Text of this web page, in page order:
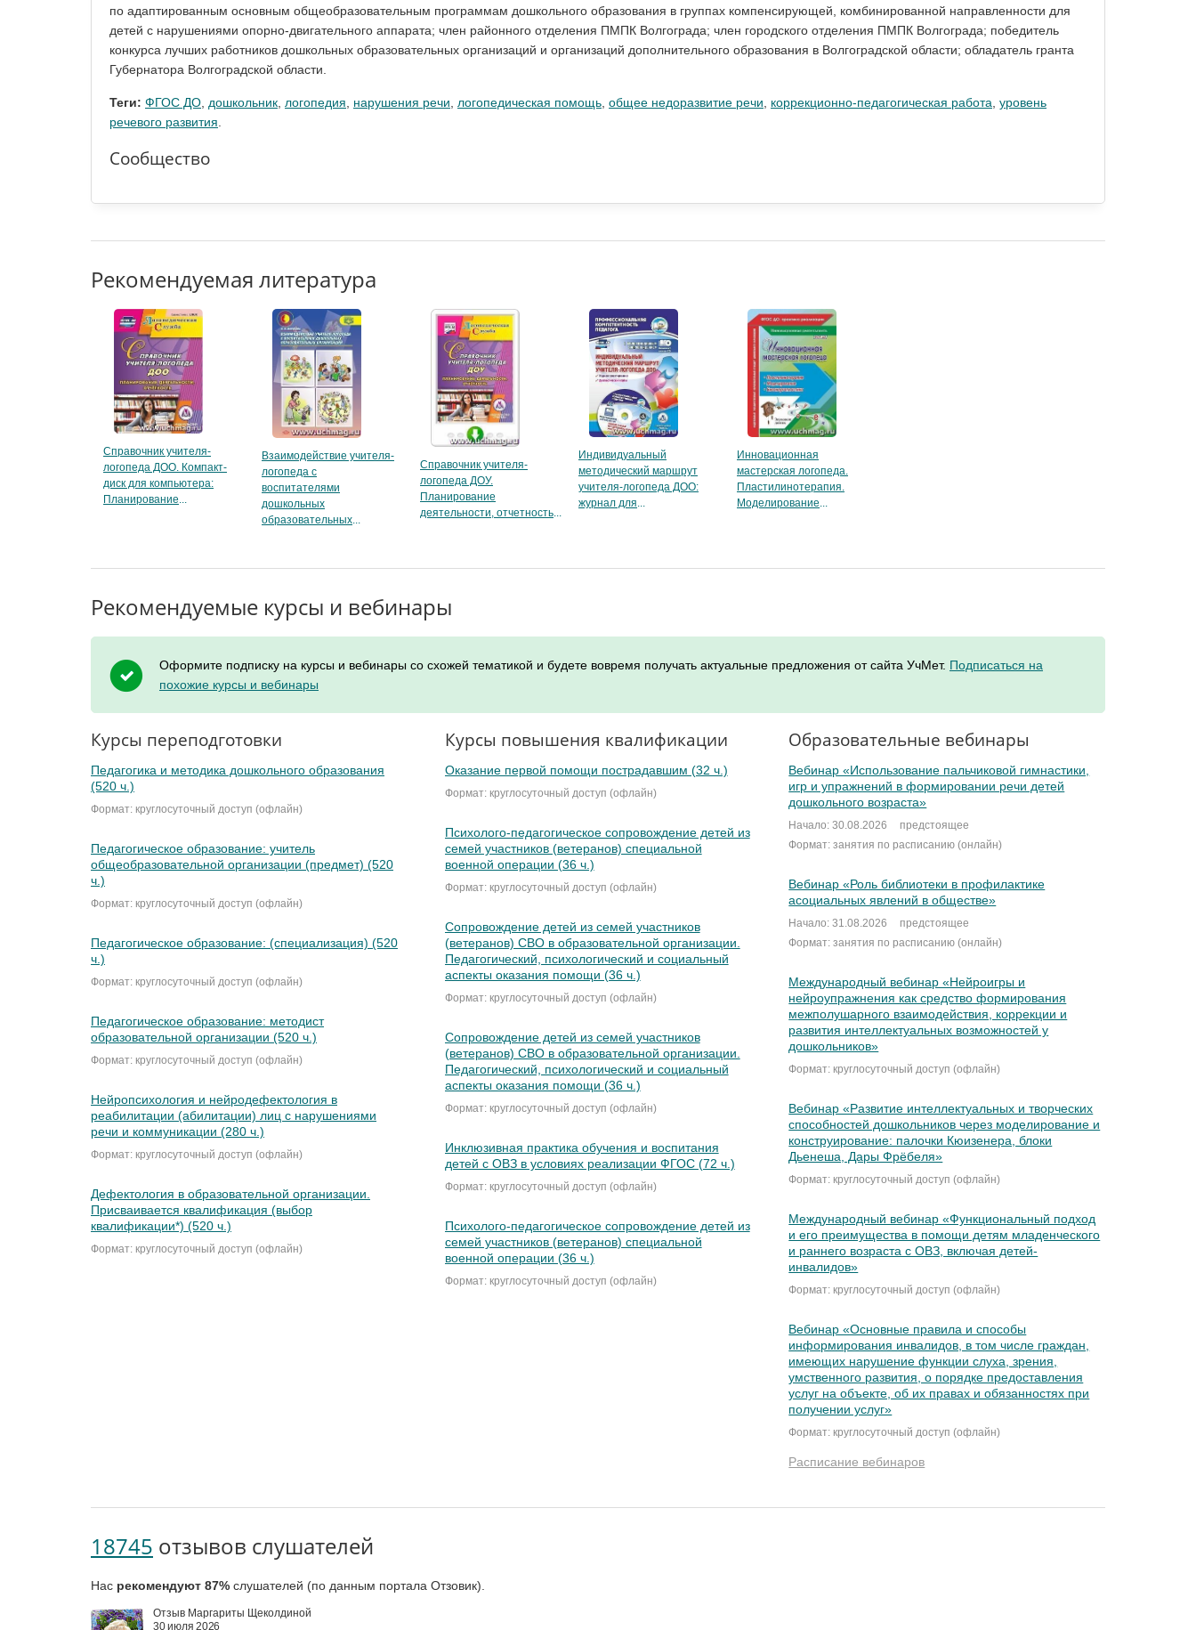
по адаптированным основным общеобразовательным программам дошкольного образования в группах компенсирующей, комбинированной направленности для
детей с нарушениями опорно-двигательного аппарата; член районного отделения ПМПК Волгограда; член городского отделения ПМПК Волгограда; победитель
конкурса лучших работников дошкольных образовательных организаций и организаций дополнительного образования в Волгоградской области; обладатель гранта
Губернатора Волгоградской области.
Теги: ФГОС ДО, дошкольник, логопедия, нарушения речи, логопедическая помощь, общее недоразвитие речи, коррекционно-педагогическая работа, уровень
речевого развития.
Сообщество
Рекомендуемая литература
Справочник учителя-
логопеда ДОО. Компакт-
диск для компьютера:
Планирование
Взаимодействие учителя-
логопеда с
воспитателями
дошкольных
образовательных
Справочник учителя-
логопеда ДОУ.
Планирование
деятельности, отчетность
Индивидуальный
методический маршрут
учителя-логопеда ДОО:
журнал для
Инновационная
мастерская логопеда.
Пластилинотерапия.
Моделирование
Рекомендуемые курсы и вебинары
Оформите подписку на курсы и вебинары со схожей тематикой и будете вовремя получать актуальные предложения от сайта УчМет. Подписаться на
похожие курсы и вебинары
Курсы переподготовки
Педагогика и методика дошкольного образования
(520 ч.)
Формат: круглосуточный доступ (офлайн)
Педагогическое образование: учитель
общеобразовательной организации (предмет) (520
ч.)
Формат: круглосуточный доступ (офлайн)
Педагогическое образование: (специализация) (520
ч.)
Формат: круглосуточный доступ (офлайн)
Педагогическое образование: методист
образовательной организации (520 ч.)
Формат: круглосуточный доступ (офлайн)
Нейропсихология и нейродефектология в
реабилитации (абилитации) лиц с нарушениями
речи и коммуникации (280 ч.)
Формат: круглосуточный доступ (офлайн)
Дефектология в образовательной организации.
Присваивается квалификация (выбор
квалификации*) (520 ч.)
Формат: круглосуточный доступ (офлайн)
Курсы повышения квалификации
Оказание первой помощи пострадавшим (32 ч.)
Формат: круглосуточный доступ (офлайн)
Психолого-педагогическое сопровождение детей из
семей участников (ветеранов) специальной
военной операции (36 ч.)
Формат: круглосуточный доступ (офлайн)
Сопровождение детей из семей участников
(ветеранов) СВО в образовательной организации.
Педагогический, психологический и социальный
аспекты оказания помощи (36 ч.)
Формат: круглосуточный доступ (офлайн)
Сопровождение детей из семей участников
(ветеранов) СВО в образовательной организации.
Педагогический, психологический и социальный
аспекты оказания помощи (36 ч.)
Формат: круглосуточный доступ (офлайн)
Инклюзивная практика обучения и воспитания
детей с ОВЗ в условиях реализации ФГОС (72 ч.)
Формат: круглосуточный доступ (офлайн)
Психолого-педагогическое сопровождение детей из
семей участников (ветеранов) специальной
военной операции (36 ч.)
Формат: круглосуточный доступ (офлайн)
Образовательные вебинары
Вебинар «Использование пальчиковой гимнастики,
игр и упражнений в формировании речи детей
дошкольного возраста»
Начало: 30.08.2026
предстоящее
Формат: занятия по расписанию (онлайн)
Вебинар «Роль библиотеки в профилактике
асоциальных явлений в обществе»
Начало: 31.08.2026
предстоящее
Формат: занятия по расписанию (онлайн)
Международный вебинар «Нейроигры и
нейроупражнения как средство формирования
межполушарного взаимодействия, коррекции и
развития интеллектуальных возможностей у
дошкольников»
Формат: круглосуточный доступ (офлайн)
Вебинар «Развитие интеллектуальных и творческих
способностей дошкольников через моделирование и
конструирование: палочки Кюизенера, блоки
Дьенеша, Дары Фрёбеля»
Формат: круглосуточный доступ (офлайн)
Международный вебинар «Функциональный подход
и его преимущества в помощи детям младенческого
и раннего возраста с ОВЗ, включая детей-
инвалидов»
Формат: круглосуточный доступ (офлайн)
Вебинар «Основные правила и способы
информирования инвалидов, в том числе граждан,
имеющих нарушение функции слуха, зрения,
умственного развития, о порядке предоставления
услуг на объекте, об их правах и обязанностях при
получении услуг»
Формат: круглосуточный доступ (офлайн)
Расписание вебинаров
18745 отзывов слушателей
Нас рекомендуют 87% слушателей (по данным портала Отзовик).
Отзыв Маргариты Щеколдиной
30 июля 2026